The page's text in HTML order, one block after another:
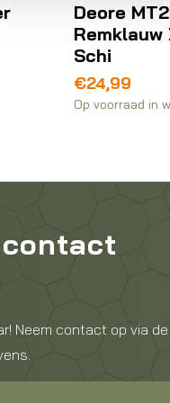
V/A
€
Neem contact op via de